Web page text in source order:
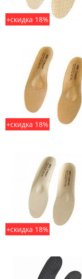
+скидка 18%
+скидка 18%
+скидка 18%